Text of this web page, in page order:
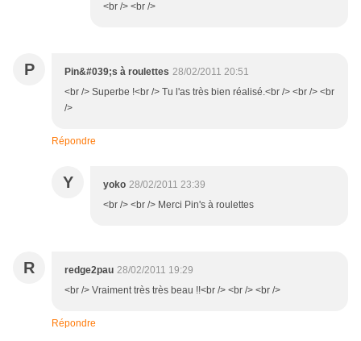
<br /> <br />
P Pin&#039;s à roulettes 28/02/2011 20:51
<br /> Superbe !<br /> Tu l'as très bien réalisé.<br /> <br /> <br
/>
Répondre
Y yoko 28/02/2011 23:39
<br /> <br /> Merci Pin's à roulettes
R redge2pau 28/02/2011 19:29
<br /> Vraiment très très beau !!<br /> <br /> <br />
Répondre